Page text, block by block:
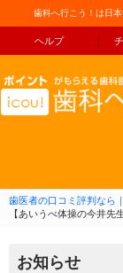
歯科へ行こう！は日
ヘルプ
歯医者の口コミ評判なら
【あいうべ体操の今井
お知らせ